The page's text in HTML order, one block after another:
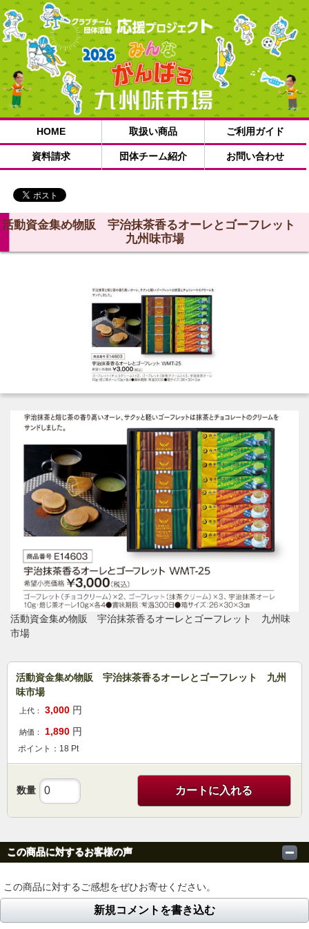
HOME 取扱い商品 ご利用ガイド
資料請求 団体チーム紹介 お問い合わせ
活動資金集め物販 宇治抹茶香るオーレとゴーフレット
九州味市場
活動資金集め物販 宇治抹茶香るオーレとゴーフレット 九州味
市場
活動資金集め物販 宇治抹茶香るオーレとゴーフレット 九州
味市場
上代： 3,000 円
納価： 1,890 円
ポイント： 18 Pt
数量 カートに入れる
この商品に対するお客様の声
この商品に対するご感想をぜひお寄せください。
新規コメントを書き込む
会社概要 お問い合わせ
個人情報の取扱い
© 株式会社ナイスユニ. All Rights Reserved.